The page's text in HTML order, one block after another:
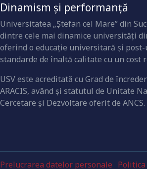
Dinamism și performanță
Universitatea „Ştefan cel Mare” din
dintre cele mai dinamice universităţi
oferind o educaţie universitară şi
standarde de înaltă calitate cu un cost
USV este acreditată cu Grad de
ARACIS, având şi statutul de Unitate
Cercetare şi Dezvoltare oferit de ANCS.
Prelucrarea datelor personale